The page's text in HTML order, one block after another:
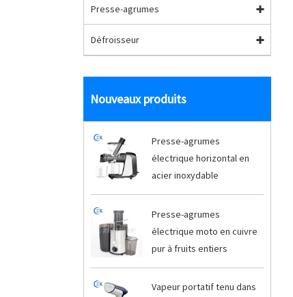
Presse-agrumes
Défroisseur
Nouveaux produits
Presse-agrumes
électrique horizontal en
acier inoxydable
Presse-agrumes
électrique moto en cuivre
pur à fruits entiers
Vapeur portatif tenu dans